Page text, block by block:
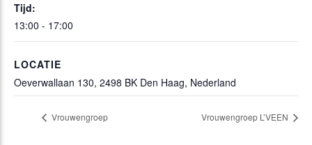
Tijd:
13:00 - 17:00
LOCATIE
Oeverwallaan 130, 2498 BK Den Haag, Nederland
Vrouwengroep Vrouwengroep L’VEEN